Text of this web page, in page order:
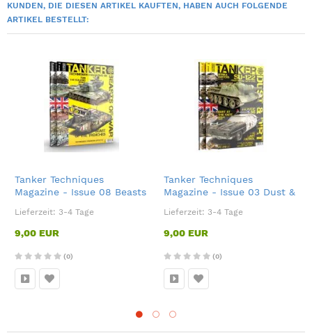
KUNDEN, DIE DIESEN ARTIKEL KAUFTEN, HABEN AUCH FOLGENDE
ARTIKEL BESTELLT:
Tanker Techniques
Magazine - Issue 08 Beasts
Lieferzeit: 3-4 Tage
9,00 EUR
(0)
Tanker Techniques
Magazine - Issue 03 Dust &
Lieferzeit: 3-4 Tage
9,00 EUR
(0)